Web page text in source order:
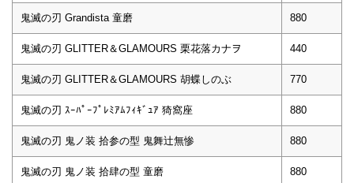
鬼滅の刃 Grandista 童磨 880
鬼滅の刃 GLITTER＆GLAMOURS 栗花落カナヲ 440
鬼滅の刃 GLITTER＆GLAMOURS 胡蝶しのぶ 770
鬼滅の刃 ｽｰﾊﾟｰﾌﾟﾚﾐｱﾑﾌｨｷﾞｭｱ 猗窩座 880
鬼滅の刃 鬼ノ装 拾参の型 鬼舞辻無惨 880
鬼滅の刃 鬼ノ装 拾肆の型 童磨 880